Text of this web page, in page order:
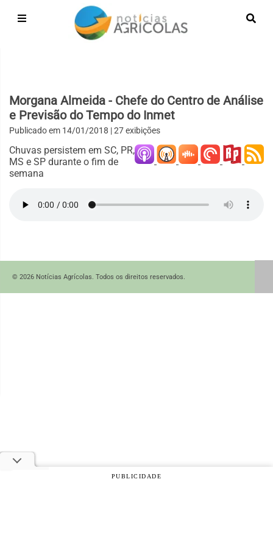
Morgana Almeida - Chefe do Centro de Análise
e Previsão do Tempo do Inmet
Publicado em 14/01/2018 | 27 exibições
Chuvas persistem em SC, PR,
MS e SP durante o fim de
semana
© 2026 Notícias Agrícolas. Todos os direitos reservados.
PUBLICIDADE